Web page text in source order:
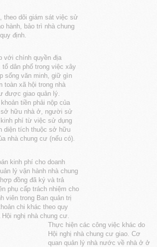
theo dõi giám sát việc sử
hành, bảo trì nhà chung
định.
với chính quyền địa
tổ dân phố trong việc xây
sống văn minh, giữ gìn
toàn xã hội trong nhà
được giao quản lý.
tiền phải nộp của
hữu nhà ở, người sử
phí từ việc sử dụng
diện tích thuộc sở hữu
nhà chung cư (nếu có).
kinh phí cho doanh
lý vận hành nhà chung
đồng đã ký và trả
phụ cấp trách nhiệm cho
viên trong Ban quản trị
chi khác theo quy
nghị nhà chung cư.
Thực hiện các công việc khác do
Hội nghị nhà chung cư giao. Cơ
quan quản lý nhà nước về nhà ở ở